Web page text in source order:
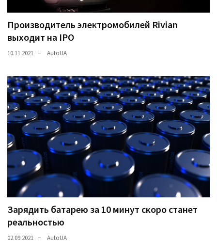
Производитель электромобилей Rivian
выходит на IPO
10.11.2021 AutoUA
Зарядить батарею за 10 минут скоро станет
реальностью
02.09.2021 AutoUA